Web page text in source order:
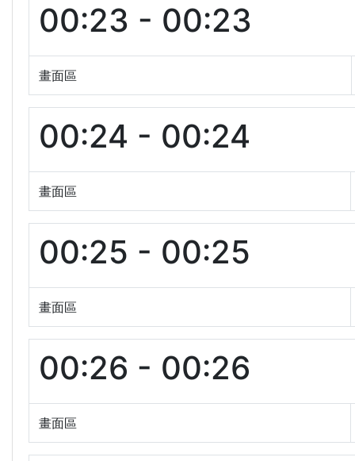
00:23 - 00:23
畫面區
00:24 - 00:24
畫面區
00:25 - 00:25
畫面區
00:26 - 00:26
畫面區